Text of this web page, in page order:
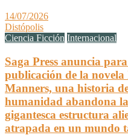
14/07/2026
Distópolis
Ciencia Ficción Internacional
Saga Press anuncia
publicación de la
Manners, una historia
humanidad abandona
gigantesca estructura
atrapada en un mundo